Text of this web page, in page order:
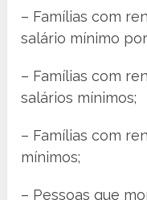
– Famílias com
salário mínimo
– Famílias com
salários mínimos;
– Famílias com
mínimos;
– Pessoas que